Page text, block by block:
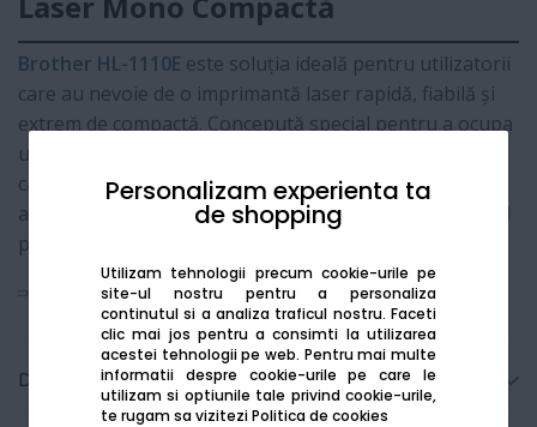
Personalizam experienta ta
de shopping
Utilizam tehnologii precum cookie-urile pe
site-ul nostru pentru a personaliza
continutul si a analiza traficul nostru. Faceti
clic mai jos pentru a consimti la utilizarea
acestei tehnologii pe web. Pentru mai multe
informatii despre cookie-urile pe care le
utilizam si optiunile tale privind cookie-urile,
te rugam sa viziteziPolitica de cookies
Brother HL-1110E este soluția ideală pentru utilizatorii
care au nevoie de o imprimantă laser rapidă, fiabilă și
extrem de compactă. Concepută special pentru a ocupa
un spațiu minim pe birou, aceasta oferă documente de
calitate profesională cu un efort minim. Tehnologia
anti-blocare (Anti-Jam) asigură o imprimare fluidă, fiind
perfectă pentru mediul home-office sau studenți.
Vezi mai mult
Detalii tehnice